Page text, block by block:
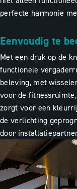
perfecte harmonie
Eenvoudig te
Met een druk op de
functionele
beleving, met
voor de
zorgt voor een
de verlichting
door